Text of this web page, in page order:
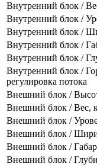
Внутренний блок /
Внутренний блок /
Внутренний блок /
Внутренний блок /
Внутренний блок /
Внутренний блок /
регулировка потока
Внешний блок /
Внешний блок / Вес,
Внешний блок /
Внешний блок /
Внешний блок /
Внешний блок /